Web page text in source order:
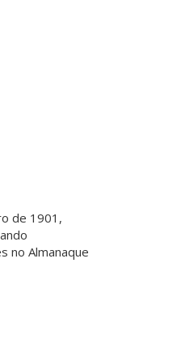
de 1901,
no Almanaque